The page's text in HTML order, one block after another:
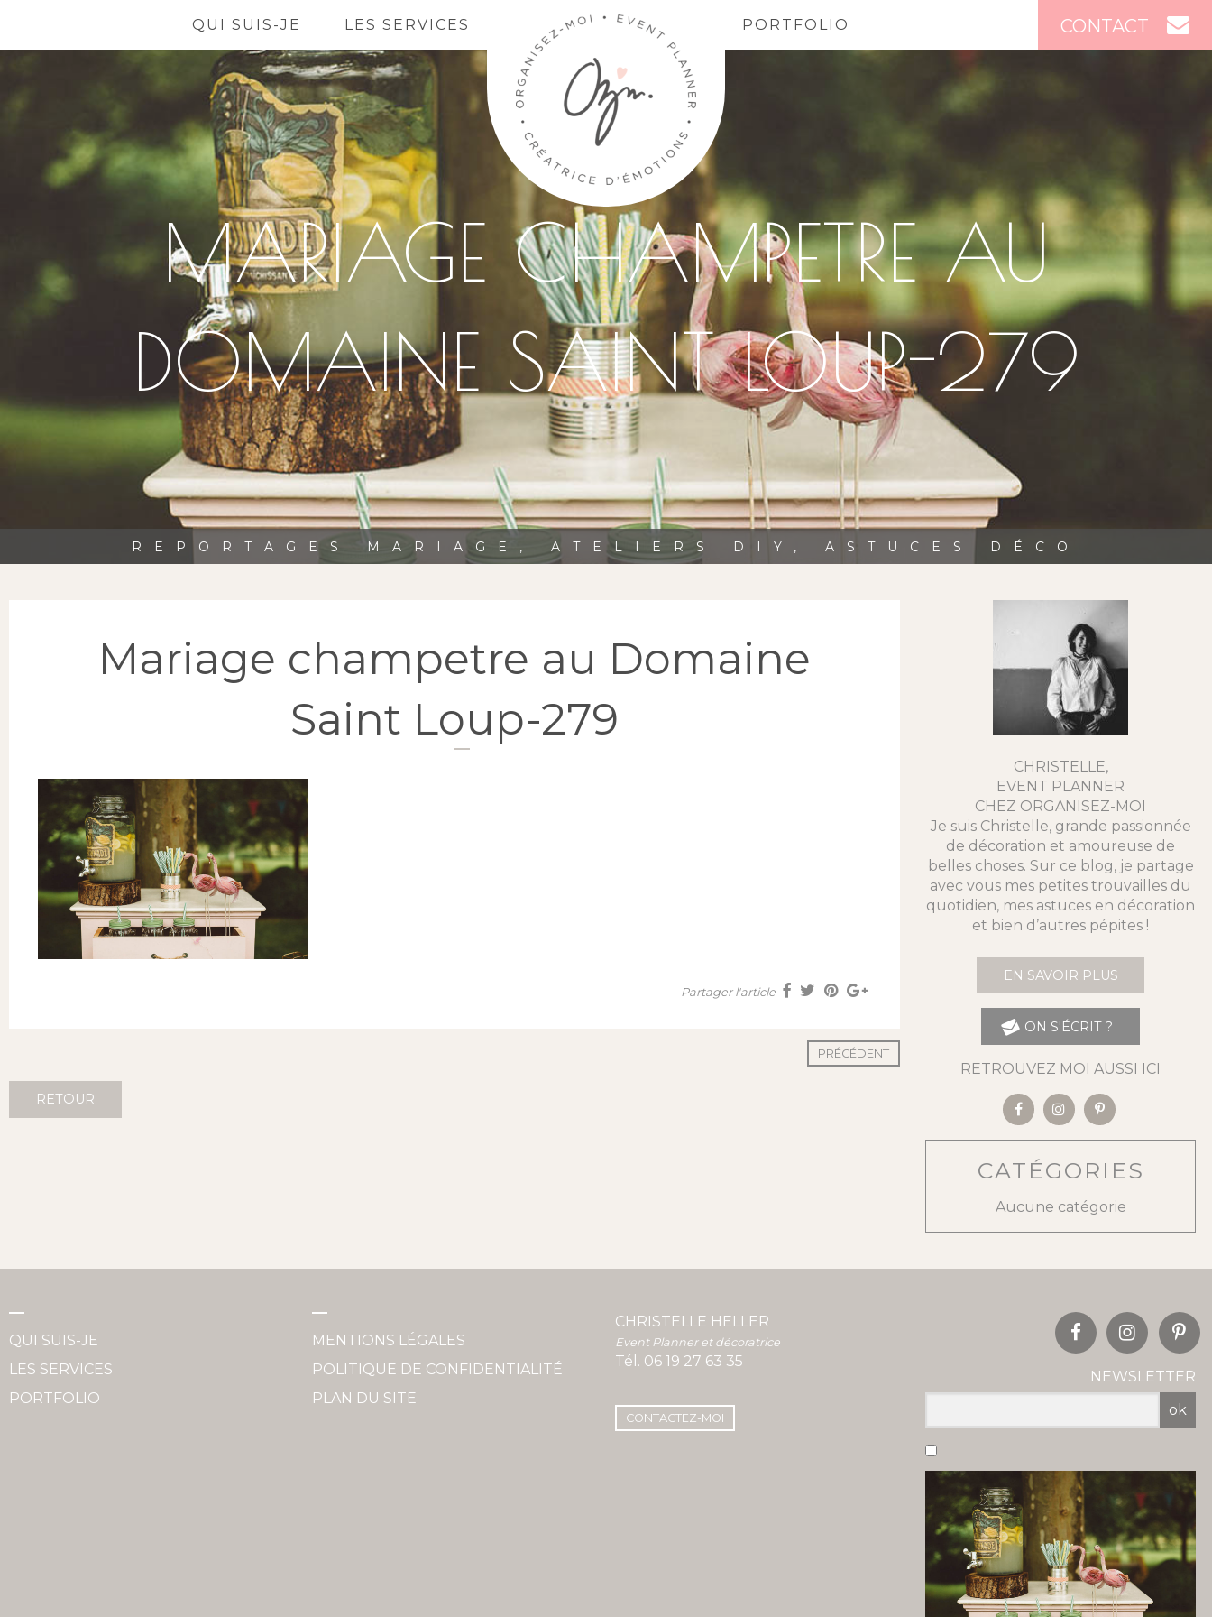
CONTACT
QUI SUIS-JE LES SERVICES PORTFOLIO
MARIAGE CHAMPETRE AU
DOMAINE SAINT LOUP-279
REPORTAGES MARIAGE, ATELIERS DIY, ASTUCES DÉCO
Mariage champetre au Domaine
Saint Loup-279
Partager l'article
PRÉCÉDENT
RETOUR
CHRISTELLE,
EVENT PLANNER
CHEZ ORGANISEZ-MOI
Je suis Christelle, grande passionnée
de décoration et amoureuse de
belles choses. Sur ce blog, je partage
avec vous mes petites trouvailles du
quotidien, mes astuces en décoration
et bien d’autres pépites !
EN SAVOIR PLUS
ON S'ÉCRIT ?
RETROUVEZ MOI AUSSI ICI
CATÉGORIES
Aucune catégorie
QUI SUIS-JE
LES SERVICES
PORTFOLIO
MENTIONS LÉGALES
POLITIQUE DE CONFIDENTIALITÉ
PLAN DU SITE
CHRISTELLE HELLER
Event Planner et décoratrice
Tél. 06 19 27 63 35
CONTACTEZ-MOI
NEWSLETTER
ok